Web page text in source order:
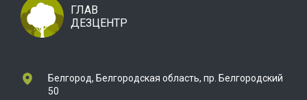
ГЛАВ
ДЕЗЦЕНТР
Белгород, Белгородская область, пр. Белгородский
50